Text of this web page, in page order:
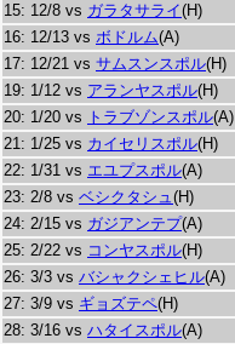
15: 12/8 vs ガラタサライ(H)
16: 12/13 vs ボドルム(A)
17: 12/21 vs サムスンスポル(H)
19: 1/12 vs アランヤスポル(H)
20: 1/20 vs トラブゾンスポル(A)
21: 1/25 vs カイセリスポル(H)
22: 1/31 vs エユプスポル(A)
23: 2/8 vs ベシクタシュ(H)
24: 2/15 vs ガジアンテプ(A)
25: 2/22 vs コンヤスポル(H)
26: 3/3 vs バシャクシェヒル(A)
27: 3/9 vs ギョズテペ(H)
28: 3/16 vs ハタイスポル(A)